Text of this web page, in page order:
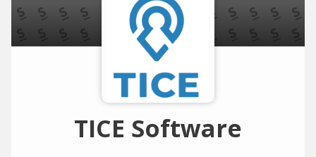
TICE Software